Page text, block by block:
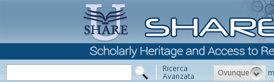
Ricerca
Avanzata Ovunque